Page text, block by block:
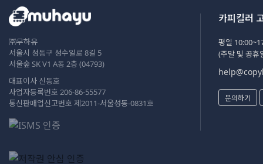
㈜무하유
서울시 성동구 성수일로 8길 5
서울숲 SK V1 A동 2층 (04793)
대표이사 신동호
사업자등록번호 206-86-55577
통신판매업신고번호 제2011-서울성동-0831호
카피킬러
평일
(주말 및 공휴
문의하기